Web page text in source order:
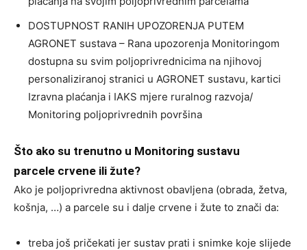
DOSTUPNOST RANIH UPOZORENJA PUTEM
AGRONET sustava – Rana upozorenja Monitoringom
dostupna su svim poljoprivrednicima na njihovoj
personaliziranoj stranici u AGRONET sustavu, kartici
Izravna plaćanja i IAKS mjere ruralnog razvoja/
Monitoring poljoprivrednih površina
Što ako su trenutno u Monitoring sustavu
parcele crvene ili žute?
Ako je poljoprivredna aktivnost obavljena (obrada, žetva,
košnja, …) a parcele su i dalje crvene i žute to znači da:
treba još pričekati jer sustav prati i snimke koje slijede